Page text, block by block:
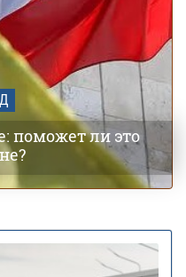
поможет ли это